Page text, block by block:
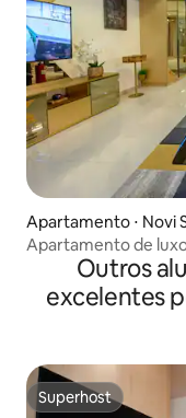
Apartamento ⋅ Novi
Apartamento de luxo
Outros
excelentes
Superhost
Superhost